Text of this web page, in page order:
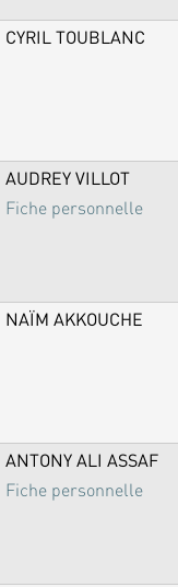
CYRIL TOUBLANC
AUDREY VILLOT
Fiche personnelle
NAÏM AKKOUCHE
ANTONY ALI ASSAF
Fiche personnelle